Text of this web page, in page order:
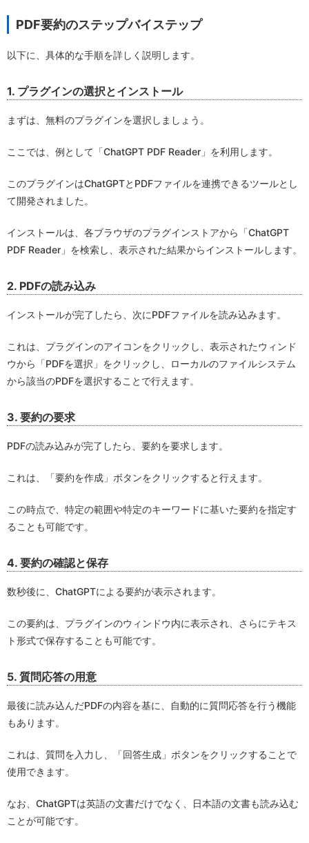
PDF要約のステップバイステップ
以下に、具体的な手順を詳しく説明します。
1. プラグインの選択とインストール
まずは、無料のプラグインを選択しましょう。
ここでは、例として「ChatGPT PDF Reader」を利用します。
このプラグインはChatGPTとPDFファイルを連携できるツールとし
て開発されました。
インストールは、各ブラウザのプラグインストアから「ChatGPT
PDF Reader」を検索し、表示された結果からインストールします。
2. PDFの読み込み
インストールが完了したら、次にPDFファイルを読み込みます。
これは、プラグインのアイコンをクリックし、表示されたウィンド
ウから「PDFを選択」をクリックし、ローカルのファイルシステム
から該当のPDFを選択することで行えます。
3. 要約の要求
PDFの読み込みが完了したら、要約を要求します。
これは、「要約を作成」ボタンをクリックすると行えます。
この時点で、特定の範囲や特定のキーワードに基いた要約を指定す
ることも可能です。
4. 要約の確認と保存
数秒後に、ChatGPTによる要約が表示されます。
この要約は、プラグインのウィンドウ内に表示され、さらにテキス
ト形式で保存することも可能です。
5. 質問応答の用意
最後に読み込んだPDFの内容を基に、自動的に質問応答を行う機能
もあります。
これは、質問を入力し、「回答生成」ボタンをクリックすることで
使用できます。
なお、ChatGPTは英語の文書だけでなく、日本語の文書も読み込む
ことが可能です。